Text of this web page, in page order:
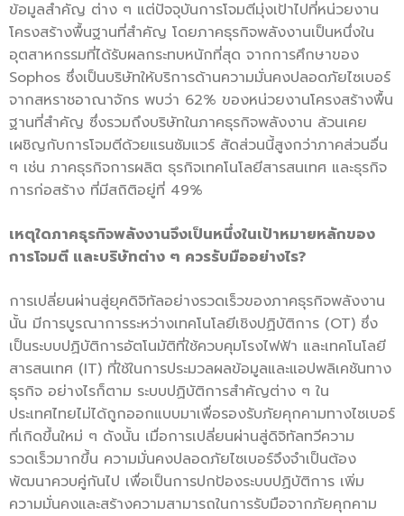
ข้อมูลสำคัญ ต่าง ๆ แต่ปัจจุบันการโจมตีมุ่งเป้าไปที่หน่วยงาน
โครงสร้างพื้นฐานที่สำคัญ โดยภาคธุรกิจพลังงานเป็นหนึ่งใน
อุตสาหกรรมที่ได้รับผลกระทบหนักที่สุด จากการศึกษาของ
Sophos ซึ่งเป็นบริษัทให้บริการด้านความมั่นคงปลอดภัยไซเบอร์
จากสหราชอาณาจักร พบว่า 62% ของหน่วยงานโครงสร้างพื้น
ฐานที่สำคัญ ซึ่งรวมถึงบริษัทในภาคธุรกิจพลังงาน ล้วนเคย
เผชิญกับการโจมตีด้วยแรนซัมแวร์ สัดส่วนนี้สูงกว่าภาคส่วนอื่น
ๆ เช่น ภาคธุรกิจการผลิต ธุรกิจเทคโนโลยีสารสนเทศ และธุรกิจ
การก่อสร้าง ที่มีสถิติอยู่ที่ 49%
เหตุใดภาคธุรกิจพลังงานจึงเป็นหนึ่งในเป้าหมายหลักของ
การโจมตี และบริษัทต่าง ๆ ควรรับมืออย่างไร?
การเปลี่ยนผ่านสู่ยุคดิจิทัลอย่างรวดเร็วของภาคธุรกิจพลังงาน
นั้น มีการบูรณาการระหว่างเทคโนโลยีเชิงปฏิบัติการ (OT) ซึ่ง
เป็นระบบปฏิบัติการอัตโนมัติที่ใช้ควบคุมโรงไฟฟ้า และเทคโนโลยี
สารสนเทศ (IT) ที่ใช้ในการประมวลผลข้อมูลและแอปพลิเคชันทาง
ธุรกิจ อย่างไรก็ตาม ระบบปฏิบัติการสำคัญต่าง ๆ ใน
ประเทศไทยไม่ได้ถูกออกแบบมาเพื่อรองรับภัยคุกคามทางไซเบอร์
ที่เกิดขึ้นใหม่ ๆ ดังนั้น เมื่อการเปลี่ยนผ่านสู่ดิจิทัลทวีความ
รวดเร็วมากขึ้น ความมั่นคงปลอดภัยไซเบอร์จึงจำเป็นต้อง
พัฒนาควบคู่กันไป เพื่อเป็นการปกป้องระบบปฏิบัติการ เพิ่ม
ความมั่นคงและสร้างความสามารถในการรับมือจากภัยคุกคาม